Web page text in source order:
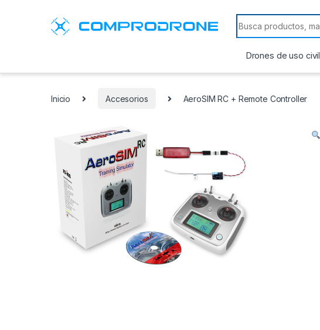
Search for:
Drones de uso civil
Inicio Accesorios AeroSIM RC + Remote Controller